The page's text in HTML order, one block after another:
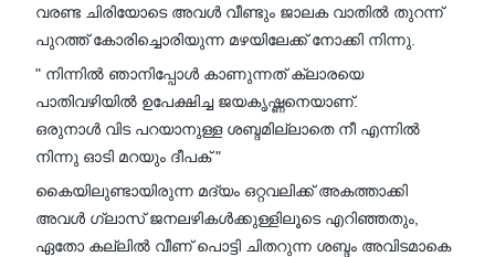
വരണ്ട ചിരിയോടെ അവൾ വീണ്ടും ജാലക വാതിൽ തുറന്ന്
പുറത്ത് കോരിച്ചൊരിയുന്ന മഴയിലേക്ക് നോക്കി നിന്നു.
" നിന്നിൽ ഞാനിപ്പോൾ കാണുന്നത് ക്ലാരയെ
പാതിവഴിയിൽ ഉപേക്ഷിച്ച ജയകൃഷ്ണനെയാണ്.
ഒരുനാൾ വിട പറയാനുള്ള ശബ്ദമില്ലാതെ നീ എന്നിൽ
നിന്നു ഓടി മറയും ദീപക് "
കൈയിലുണ്ടായിരുന്ന മദ്യം ഒറ്റവലിക്ക് അകത്താക്കി
അവൾ ഗ്ലാസ് ജനലഴികൾക്കുള്ളിലൂടെ എറിഞ്ഞതും,
ഏതോ കല്ലിൽ വീണ് പൊട്ടി ചിതറുന്ന ശബ്ദം അവിടമാകെ